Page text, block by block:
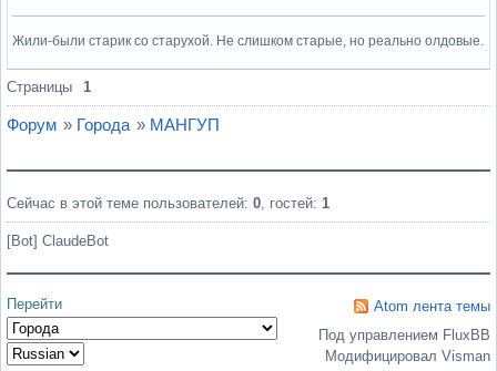
Жили-были старик со старухой. Не слишком старые, но реально олдовые.
Вне форума
Страницы 1
Форум » Города » МАНГУП
Сейчас в этой теме пользователей: 0 , гостей: 1
[Bot] ClaudeBot
Перейти
Atom лента темы
Под управлением FluxBB
Модифицировал Visman